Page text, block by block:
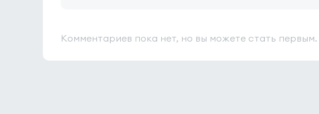
Комментариев пока нет, но вы можете стать первым.